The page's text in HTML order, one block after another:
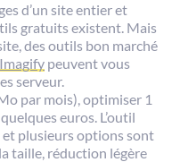
d’un site entier et
gratuits existent. Mais
des outils bon marché
Imagify peuvent vous
serveur.
par mois), optimiser 1
euros. L’outil
et plusieurs options sont
taille, réduction légère